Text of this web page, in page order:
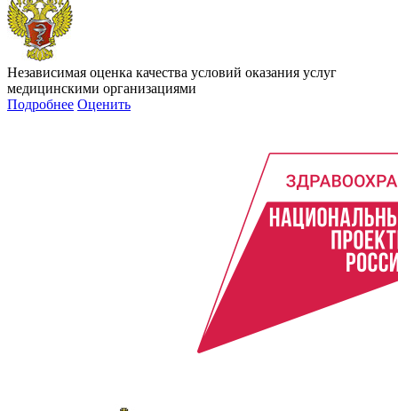
Независимая оценка качества условий оказания услуг
медицинскими организациями
Подробнее Оценить